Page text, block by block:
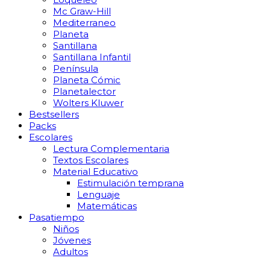
Mc Graw-Hill
Mediterraneo
Planeta
Santillana
Santillana Infantil
Península
Planeta Cómic
Planetalector
Wolters Kluwer
Bestsellers
Packs
Escolares
Lectura Complementaria
Textos Escolares
Material Educativo
Estimulación temprana
Lenguaje
Matemáticas
Pasatiempo
Niños
Jóvenes
Adultos